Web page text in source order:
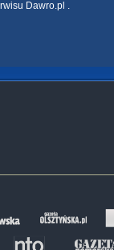
Dawro.pl .